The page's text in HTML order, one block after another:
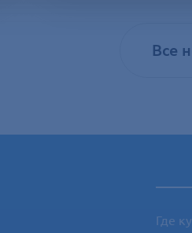
Все
Где